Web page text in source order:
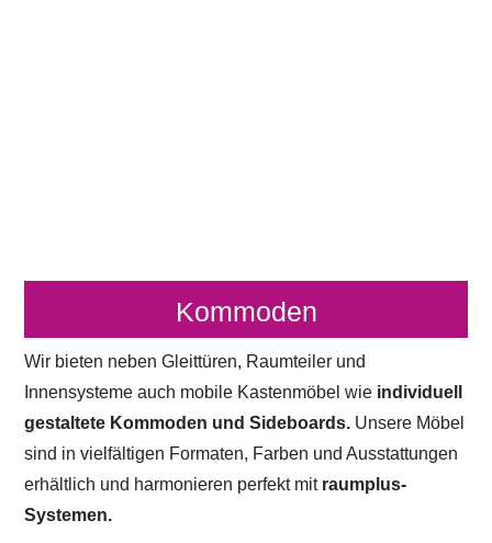
Kommoden
Wir bieten neben Gleittüren, Raumteiler und
Innensysteme auch mobile Kastenmöbel wie individuell
gestaltete Kommoden und Sideboards. Unsere Möbel
sind in vielfältigen Formaten, Farben und Ausstattungen
erhältlich und harmonieren perfekt mit raumplus-
Systemen.